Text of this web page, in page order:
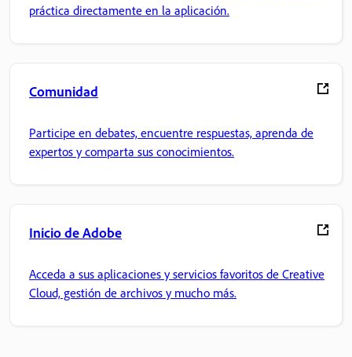
práctica directamente en la aplicación.
Comunidad
Participe en debates, encuentre respuestas, aprenda de
expertos y comparta sus conocimientos.
Inicio de Adobe
Acceda a sus aplicaciones y servicios favoritos de Creative
Cloud, gestión de archivos y mucho más.